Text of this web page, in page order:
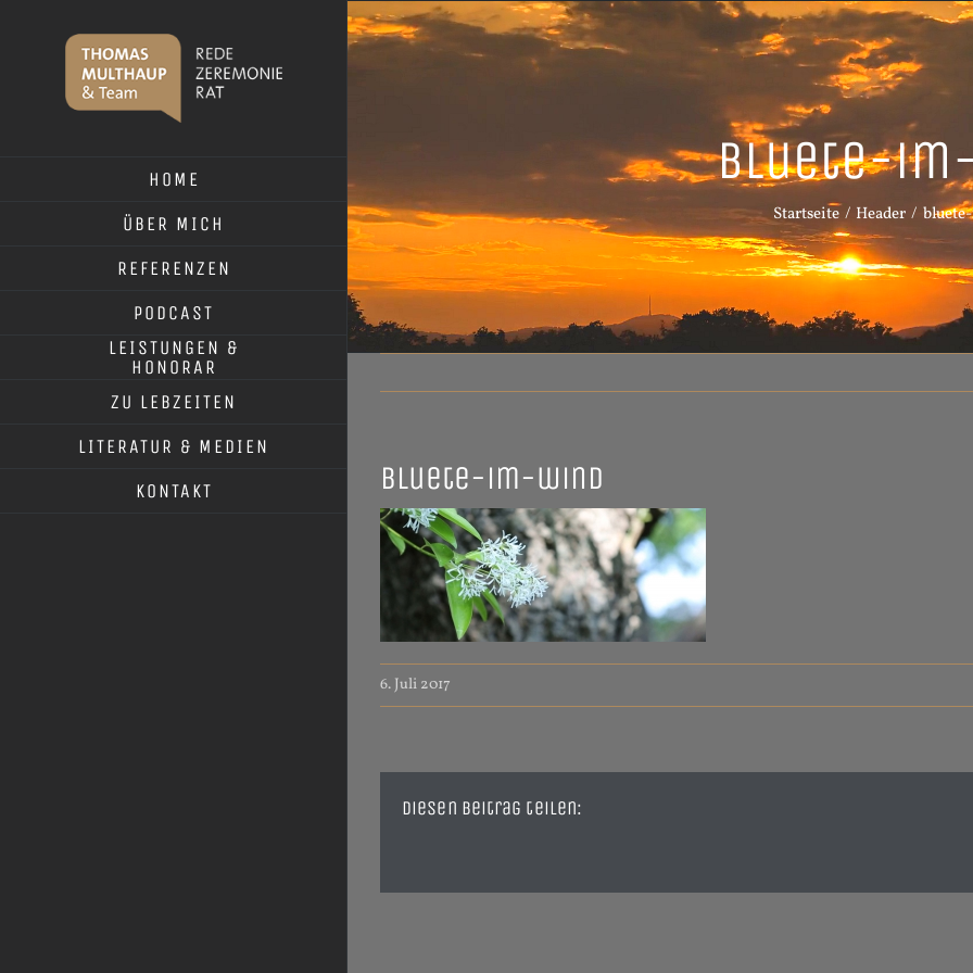
HOME
ÜBER MICH
REFERENZEN
PODCAST
LEISTUNGEN &
HONORAR
ZU LEBZEITEN
LITERATUR & MEDIEN
KONTAKT
bluete-
Startseite Header
bluete-im-wind
6. Juli 2017
Diesen Beitrag teilen: